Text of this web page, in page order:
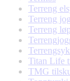
Terreng
Terreng
Terreng
Titan Life
TMG